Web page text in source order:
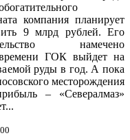
компания планирует
9 млрд рублей. Его
намечено
ГОК выйдет на
руды в год. А пока
месторождения
– «Севералмаз»